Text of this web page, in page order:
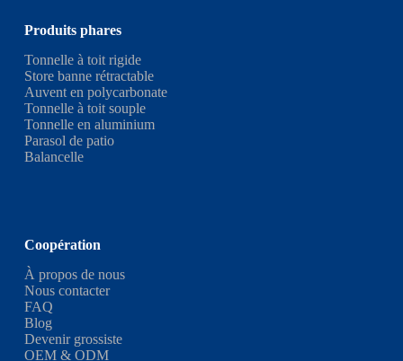
Produits phares
Tonnelle à toit rigide
Store banne rétractable
Auvent en polycarbonate
Tonnelle à toit souple
Tonnelle en aluminium
Parasol de patio
Balancelle
Coopération
À propos de nous
Nous contacter
FAQ
Blog
Devenir grossiste
OEM & ODM